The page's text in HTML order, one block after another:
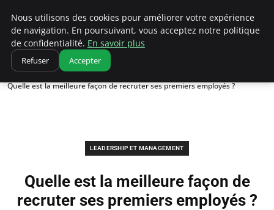
Ultimatefs
Accueil
Leadership et management
Quelle est la meilleure façon de recruter ses premiers employés ?
LEADERSHIP ET MANAGEMENT
Quelle est la meilleure façon de
recruter ses premiers employés ?
Nous utilisons des cookies pour améliorer votre expérience
de navigation. En poursuivant, vous acceptez notre politique
de confidentialité. En savoir plus
Refuser Accepter